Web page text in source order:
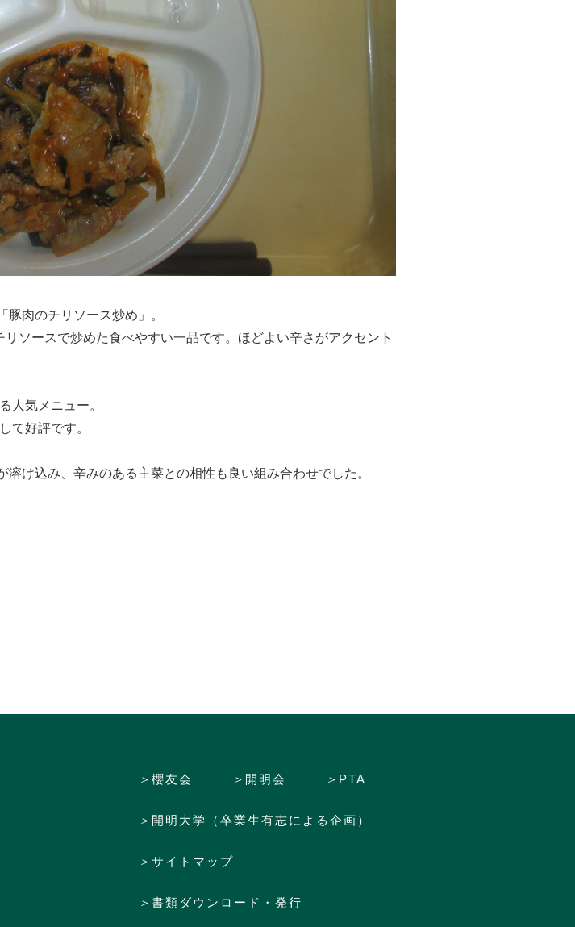
肉のチリソース炒め」。
ソースで炒めた食べやすい一品です。ほどよい辛さがアクセント
人気メニュー。
て好評です。
け込み、辛みのある主菜との相性も良い組み合わせでした。
＞ 櫻友会 ＞ 開明会 ＞ PTA
＞ 開明大学（卒業生有志による企画）
＞ サイトマップ
＞ 書類ダウンロード・発行